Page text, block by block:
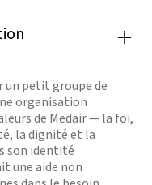
un petit groupe de
organisation
de Medair — la foi,
la dignité et la
son identité
une aide non